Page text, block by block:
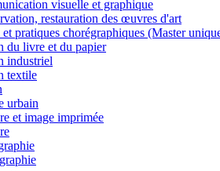
visuelle et graphique
restauration des œuvres d'art
et pratiques chorégraphiques (Master
du livre et du papier
industriel
textile
urbain
et image imprimée